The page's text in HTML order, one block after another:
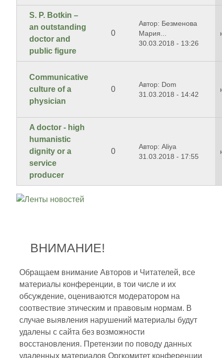
S. P. Botkin –
an outstanding
doctor and
public figure
0
Автор: Безменова
Мария...
30.03.2018 - 13:26
Communicative
culture of a
physician
0
Автор: Dom
31.03.2018 - 14:42
A doctor - high
humanistic
dignity or a
service
producer
0
Автор: Aliya
31.03.2018 - 17:55
ВНИМАНИЕ!
Обращаем внимание Авторов и Читателей, все
материалы конференции, в тои числе и их
обсуждение, оцениваются модератором на
соотвествие этическим и правовым нормам. В
случае выявления нарушений материалы будут
удалены с сайта без возможности
восстановления. Претензии по поводу данных
удаленных материалов Оргкомитет конференции